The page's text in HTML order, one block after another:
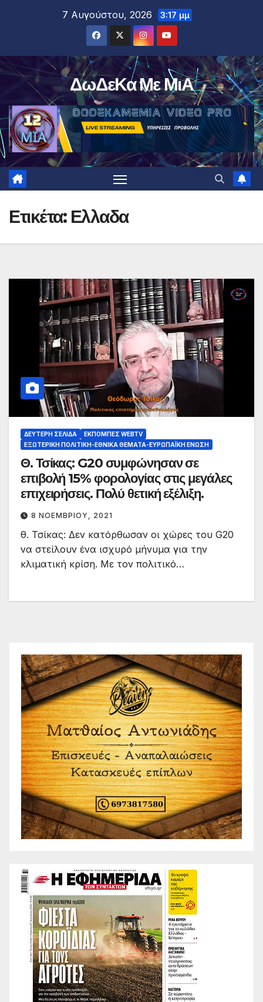
7 Αυγούστου, 2026 3:17 μμ
ΔωΔεΚα Με ΜιΑ
Ετικέτα: Ελλαδα
ΔΕΎΤΕΡΗ ΣΕΛΊΔΑ
ΕΚΠΟΜΠΈΣ WEBTV
ΕΞΩΤΕΡΙΚΉ ΠΟΛΙΤΙΚΉ-ΕΘΝΙΚΆ ΘΈΜΑΤΑ-ΕΥΡΩΠΑΪΚΉ ΈΝΩΣΗ
Θ. Τσίκας: G20 συμφώνησαν σε
επιβολή 15% φορολογίας στις μεγάλες
επιχειρήσεις. Πολύ θετική εξέλιξη.
8 ΝΟΕΜΒΡΊΟΥ, 2021
θ. Τσίκας: Δεν κατόρθωσαν οι χώρες του G20
να στείλουν ένα ισχυρό μήνυμα για την
κλιματική κρίση. Με τον πολιτικό…